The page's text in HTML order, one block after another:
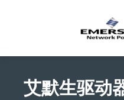
艾默生驱动